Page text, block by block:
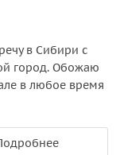
в Сибири с
город. Обожаю
в любое время